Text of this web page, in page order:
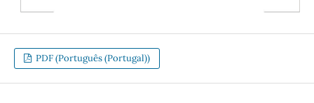
PDF (Português (Portugal))